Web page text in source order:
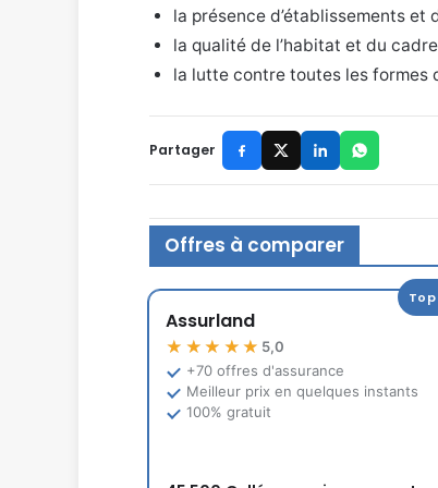
la présence d’établissements
la qualité de l’habitat et du
la lutte contre toutes les formes
Partager
Offres à comparer
Assurland
★★★★★ 5,0
+70 offres d'assurance
Meilleur prix en quelques instants
100% gratuit